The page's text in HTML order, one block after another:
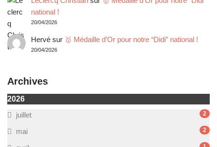
national !
20/04/2026
Hervésur 🥇 Médaille d’Or pour notre “Didi” national !
20/04/2026
Archives
2026
juillet
2
mai 2